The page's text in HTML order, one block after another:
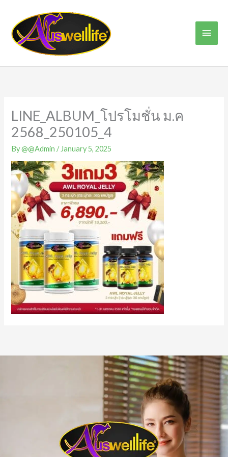
content
LINE_ALBUM_โปรโมชั่น ม.ค
2568_250105_4
By@@Admin / January 5, 2025